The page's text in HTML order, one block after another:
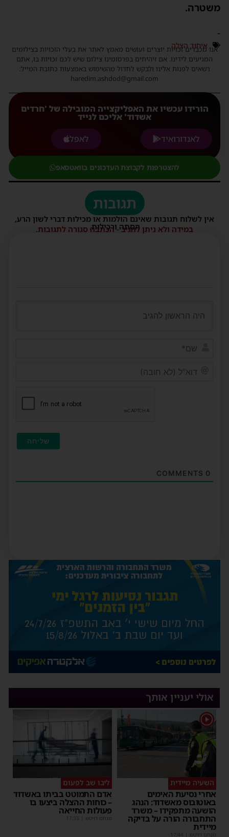
משטרה.
-
איחוד הצלה
אנו מכבדים זכויות יוצרים ועושים מאמץ לאתר את בעלי הזכויות בצילומים
המגיעים לידינו. אם זיהיתים בפרסומינו צילום שיש לכם זכויות בו, אתם
רשאים לפנות אלינו ולבקש לחדול מהשימוש באמצעות כתובת המייל:
haredim.ashdod@gmail.com
הורידו עכשיו את האפליקצייה המובילה של 'חרדים
אשדוד' אליכם לנייד
לאנדורואיד
לאפל
להצטרפות לקבוצת העדכונים בוואטסאפ
תגובות
אין לשלוח תגובות שאינם הולמות או מכילות דברי לשון הרע,
הסתה ורכילות.
במידה ולא ניתן להגיב - הכתבה סגורה לתגובות.
0
אולי יעניין אותך
1
השעיה מיידית
אחרי נסיעת האימים
באוטובוס מאשדוד: הנהג
הושעה מתפקידו – משרד
התחבורה הורה על בדיקה
מיידית
מנחם דויטש 17:44
ליבו שב לפעום
אדם התמוטט בביתו באשדוד
– כוחות ההצלה ביצעו בו
פעולות החייאה
מנחם דויטש 17:35